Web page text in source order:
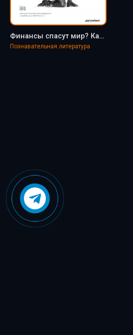
Финансы спасут мир? Как заставить деньги служить общему благу - Бертран Бадре
Познавательная литература